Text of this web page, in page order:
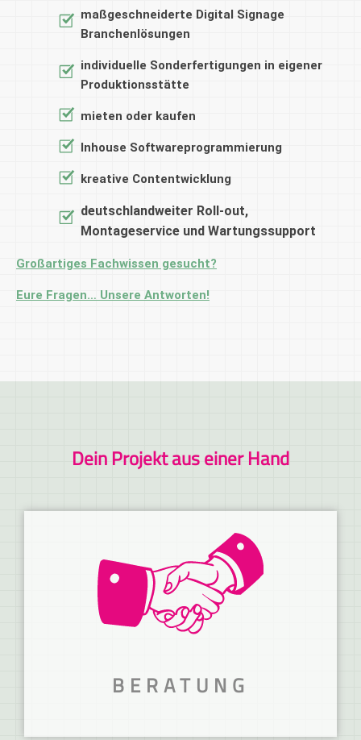
maßgeschneiderte Digital Signage
Branchenlösungen
individuelle Sonderfertigungen in eigener
Produktionsstätte
mieten oder kaufen
Inhouse Softwareprogrammierung
kreative Contentwicklung
deutschlandweiter Roll-out,
Montageservice und Wartungssupport
Großartiges Fachwissen gesucht?
Eure Fragen… Unsere Antworten!
Dein Projekt aus einer Hand
BERATUNG